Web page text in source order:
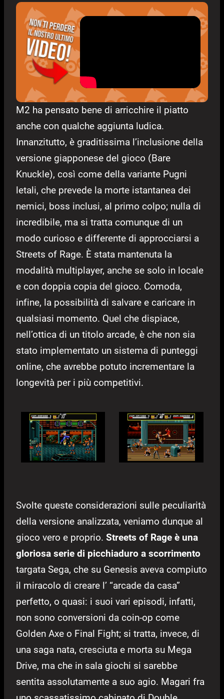
M2 ha pensato bene di arricchire il piatto
anche con qualche aggiunta ludica.
Innanzitutto, è graditissima l’inclusione della
versione giapponese del gioco (Bare
Knuckle), così come della variante Pugni
letali, che prevede la morte istantanea dei
nemici, boss inclusi, al primo colpo; nulla di
incredibile, ma si tratta comunque di un
modo curioso e differente di approcciarsi a
Streets of Rage. È stata mantenuta la
modalità multiplayer, anche se solo in locale
e con doppia copia del gioco. Comoda,
infine, la possibilità di salvare e caricare in
qualsiasi momento. Quel che dispiace,
nell’ottica di un titolo arcade, è che non sia
stato implementato un sistema di punteggi
online, che avrebbe potuto incrementare la
longevità per i più competitivi.
Svolte queste considerazioni sulle peculiarità
della versione analizzata, veniamo dunque al
gioco vero e proprio. Streets of Rage è una
gloriosa serie di picchiaduro a scorrimento
targata Sega, che su Genesis aveva compiuto
il miracolo di creare l’ “arcade da casa”
perfetto, o quasi: i suoi vari episodi, infatti,
non sono conversioni da coin-op come
Golden Axe o Final Fight; si tratta, invece, di
una saga nata, cresciuta e morta su Mega
Drive, ma che in sala giochi si sarebbe
sentita assolutamente a suo agio. Magari fra